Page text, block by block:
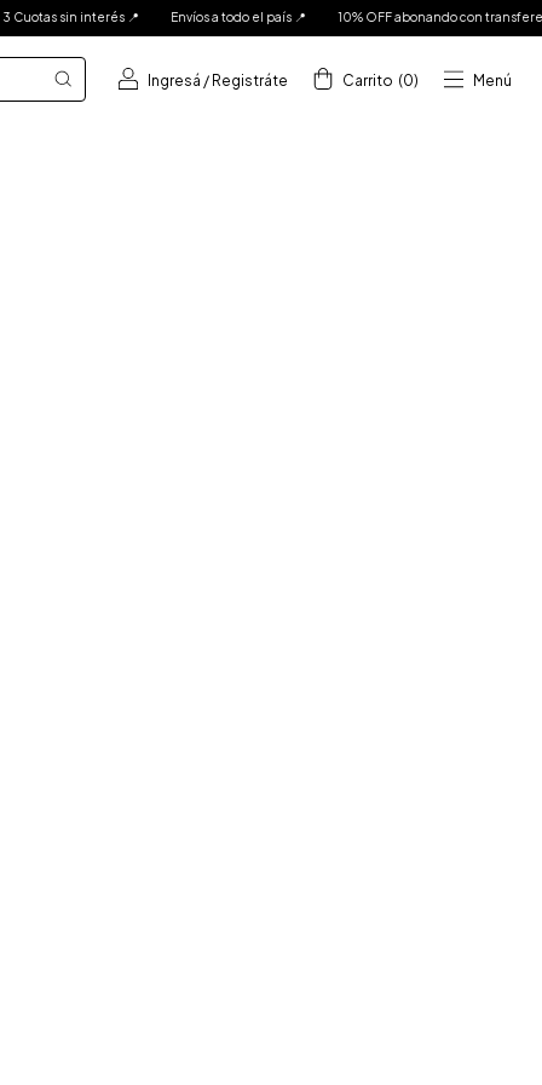
sin interés 📍 Envíos a todo el país 📍 10% OFF abonando con transferencia
Menú
Ingresá / Registráte Carrito (0)